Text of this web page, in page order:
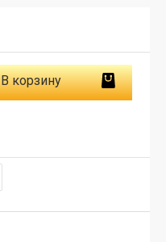
В корзину